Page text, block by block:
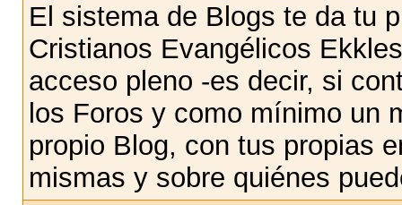
El sistema de Blogs te da tu
Cristianos Evangélicos
acceso pleno -es decir, si
los Foros y como mínimo un
propio Blog, con tus propias
mismas y sobre quiénes